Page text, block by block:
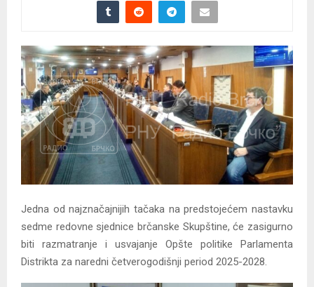
Jedna od najznačajnijih tačaka na predstojećem nastavku
sedme redovne sjednice brčanske Skupštine, će zasigurno
biti razmatranje i usvajanje Opšte politike Parlamenta
Distrikta za naredni četverogodišnji period 2025-2028.